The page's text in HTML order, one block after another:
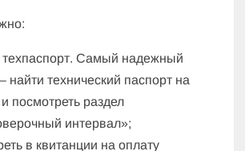
техпаспорт. Самый надежный
найти технический паспорт на
и посмотреть раздел
интервал»;
в квитанции на оплату